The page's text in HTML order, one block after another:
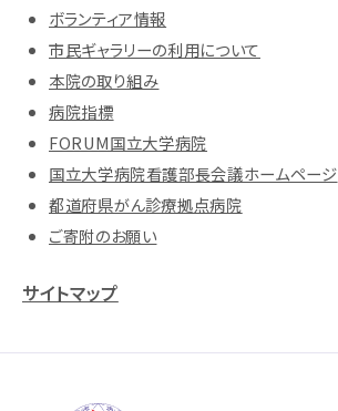
ボランティア情報
市民ギャラリーの利用について
本院の取り組み
病院指標
FORUM国立大学病院
国立大学病院看護部長会議ホームページ
都道府県がん診療拠点病院
ご寄附のお願い
サイトマップ